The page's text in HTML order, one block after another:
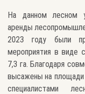
На данном лесном
аренды
2023 году были
мероприятия в виде
7,3 га. Благодаря
высажены на
специалистами